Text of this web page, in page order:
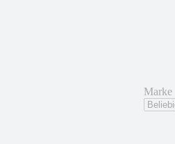
Marke